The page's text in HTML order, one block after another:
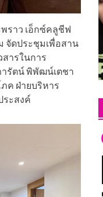
ราว เอ็กซ์คลูชีฟ
จัดประชุมเพื่อสาน
ารในการ
ารัตน์ พิพัฒน์เตชา
ภค ฝ่ายบริหาร
ระสงค์